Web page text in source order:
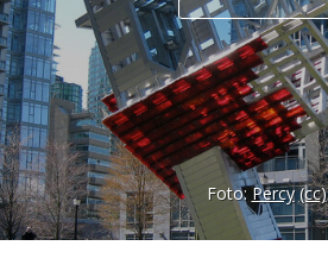
Foto:Percy (cc)